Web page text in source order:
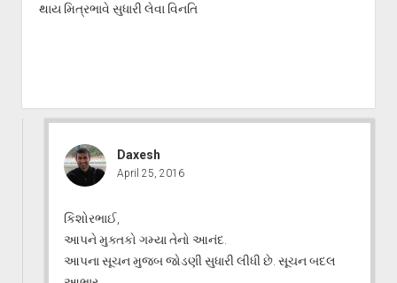
થાય મિત્રભાવે સુધારી લેવા વિનતિ
Daxesh
April 25, 2016
કિશોરભાઈ,
આપને મુક્તકો ગમ્યા તેનો આનંદ.
આપના સૂચન મુજબ જોડણી સુધારી લીધી છે. સૂચન બદલ